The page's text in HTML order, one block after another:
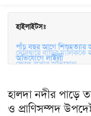
হাইলাইটসঃ
পাঁচ বছর আগে শিশুহত্যার
ফেলে রাখার অভিযোগ
হালদা নদীর পাড়ে
ও প্রাণিসম্পদ